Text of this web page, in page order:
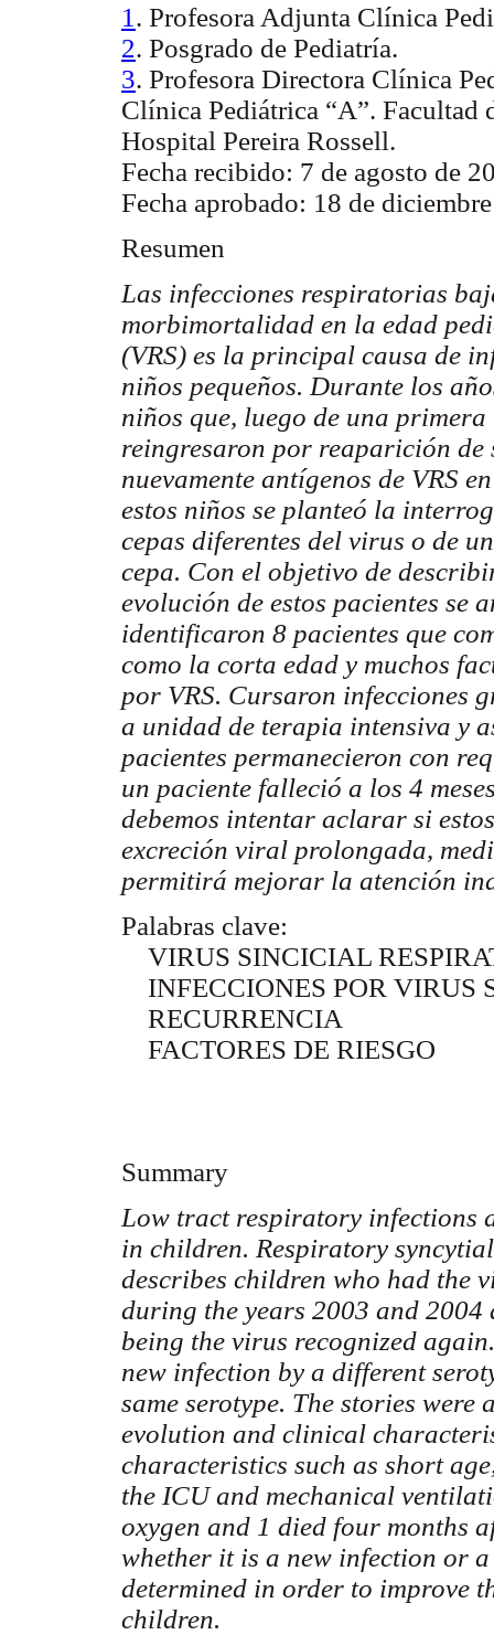
1 . Profesora Adjunta Clínica
2. Posgrado de Pediatría.
3. Profesora Directora Clínica
Clínica Pediátrica “A”.
Hospital Pereira Rossell.
Fecha recibido: 7 de agosto de
Fecha aprobado: 18 de
Resumen
Las infecciones respiratorias
morbimortalidad en la edad
(VRS) es la principal causa de
niños pequeños. Durante los
niños que, luego de una
reingresaron por reaparición
nuevamente antígenos de VRS
estos niños se planteó la
cepas diferentes del virus o de
cepa. Con el objetivo de
evolución de estos pacientes se
identificaron 8 pacientes que
como la corta edad y muchos
por VRS. Cursaron infecciones
a unidad de terapia intensiva y
pacientes permanecieron con
un paciente falleció a los 4
debemos intentar aclarar si
excreción viral prolongada,
permitirá mejorar la atención
Palabras clave:
VIRUS SINCICIAL
INFECCIONES POR VIRUS
RECURRENCIA
FACTORES DE RIESGO
Summary
Low tract respiratory infections
in children. Respiratory
describes children who had the
during the years 2003 and
being the virus recognized
new infection by a different
same serotype. The stories
evolution and clinical
characteristics such as short
the ICU and mechanical
oxygen and 1 died four months
whether it is a new infection or
determined in order to improve
children.